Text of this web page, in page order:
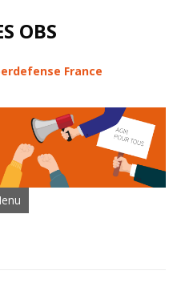
OBS
France
Aller au contenu